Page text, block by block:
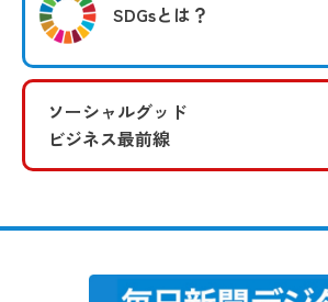
SDGsとは？
ソーシャルグッド
ビジネス最前線